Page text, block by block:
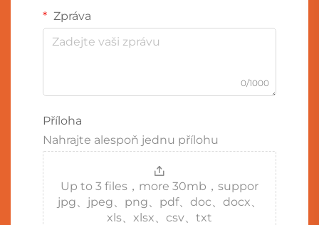
Zpráva
0/1000
Příloha
Nahrajte alespoň jednu přílohu
Up to 3 files，more 30mb，suppor
jpg、jpeg、png、pdf、doc、docx、
xls、xlsx、csv、txt